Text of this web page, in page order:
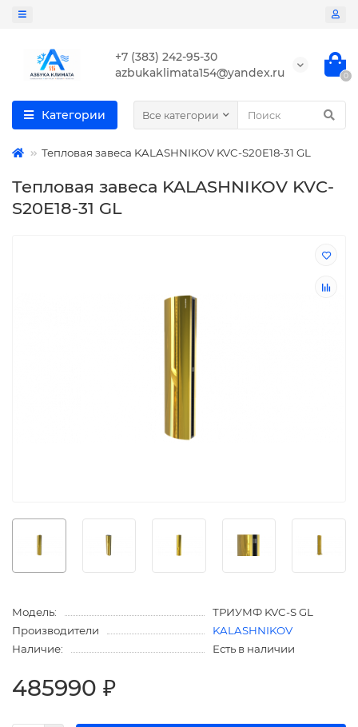
+7 (383) 242-95-30
azbukaklimata154@yandex.ru
0
Категории Все категории
Тепловая завеса KALASHNIKOV KVC-S20E18-31 GL
Тепловая завеса KALASHNIKOV KVC-
S20E18-31 GL
Модель:
ТРИУМФ KVC-S GL
Производители
KALASHNIKOV
Наличие:
Есть в наличии
485990 ₽